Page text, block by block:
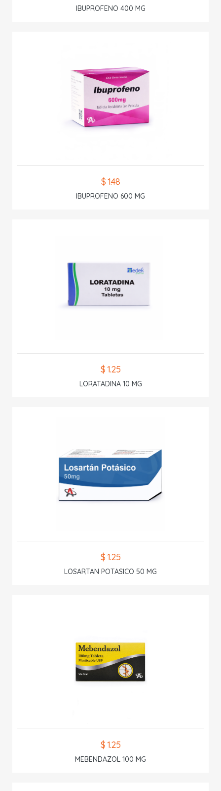
IBUPROFENO 400 MG
$ 1.48
IBUPROFENO 600 MG
$ 1.25
LORATADINA 10 MG
$ 1.25
LOSARTAN POTASICO 50 MG
$ 1.25
MEBENDAZOL 100 MG